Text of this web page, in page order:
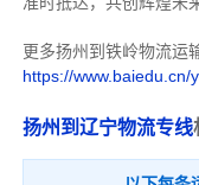
更多扬州到铁岭物流运
https://www.baiedu.cn/
扬州到辽宁物流专线